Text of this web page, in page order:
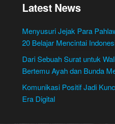
Latest News
Menyusuri Jejak Para
20 Belajar Mencintai
Dari Sebuah Surat untuk
Bertemu Ayah dan Bunda
Komunikasi Positif Jadi
Era Digital